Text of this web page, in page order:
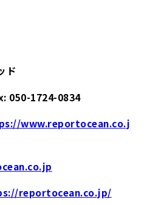
ド
050-1724-0834
www.reportocean.co.j
reportocean.co.jp/